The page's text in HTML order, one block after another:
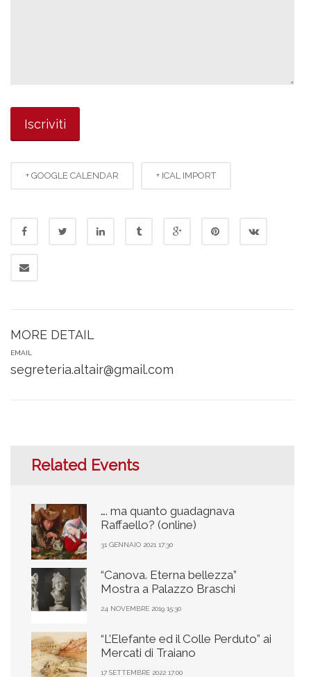
+ GOOGLE CALENDAR + ICAL IMPORT
MORE DETAIL
EMAIL
segreteria.altair@gmail.com
Related Events
…. ma quanto guadagnava
Raffaello? (online)
31 GENNAIO 2021 17:30
“Canova. Eterna bellezza”
Mostra a Palazzo Braschi
24 NOVEMBRE 2019 15:30
“L’Elefante ed il Colle Perduto” ai
Mercati di Traiano
17 SETTEMBRE 2022 17:00